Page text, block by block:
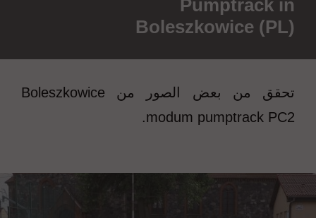
Pumptrack in
Boleszkowice (PL)
تحقق من بعض الصور من Boleszkowice
modum pumptrack PC2.